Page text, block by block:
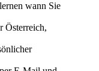
wann Sie
Österreich,